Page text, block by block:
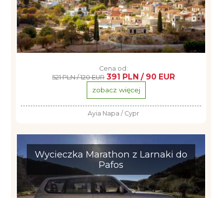
Cena od:
521 PLN / 120 EUR 391 PLN / 90 EUR
zobacz więcej
Ayia Napa / Cypr
Wycieczka Marathon z Larnaki do
Pafos